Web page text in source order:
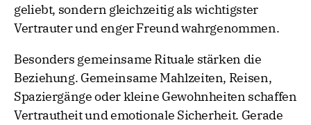
geliebt, sondern gleichzeitig als wichtigster
Vertrauter und enger Freund wahrgenommen.
Besonders gemeinsame Rituale stärken die
Beziehung. Gemeinsame Mahlzeiten, Reisen,
Spaziergänge oder kleine Gewohnheiten schaffen
Vertrautheit und emotionale Sicherheit. Gerade